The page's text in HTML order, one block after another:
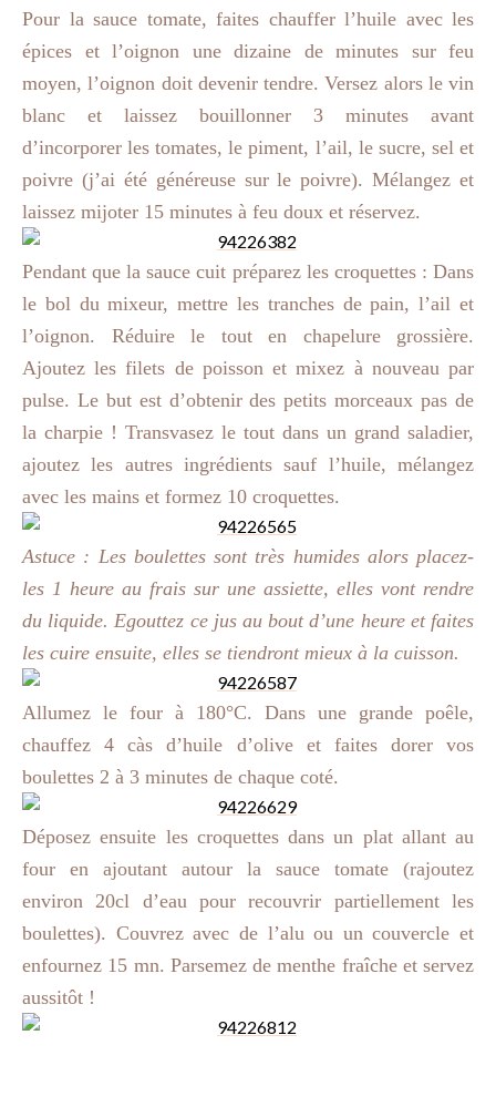
Pour la sauce tomate, faites chauffer l’huile avec les
épices et l’oignon une dizaine de minutes sur feu
moyen, l’oignon doit devenir tendre. Versez alors le vin
blanc et laissez bouillonner 3 minutes avant
d’incorporer les tomates, le piment, l’ail, le sucre, sel et
poivre (j’ai été généreuse sur le poivre). Mélangez et
laissez mijoter 15 minutes à feu doux et réservez.
Pendant que la sauce cuit préparez les croquettes : Dans
le bol du mixeur, mettre les tranches de pain, l’ail et
l’oignon. Réduire le tout en chapelure grossière.
Ajoutez les filets de poisson et mixez à nouveau par
pulse. Le but est d’obtenir des petits morceaux pas de
la charpie ! Transvasez le tout dans un grand saladier,
ajoutez les autres ingrédients sauf l’huile, mélangez
avec les mains et formez 10 croquettes.
Astuce : Les boulettes sont très humides alors placez-
les 1 heure au frais sur une assiette, elles vont rendre
du liquide. Egouttez ce jus au bout d’une heure et faites
les cuire ensuite, elles se tiendront mieux à la cuisson.
Allumez le four à 180°C. Dans une grande poêle,
chauffez 4 càs d’huile d’olive et faites dorer vos
boulettes 2 à 3 minutes de chaque coté.
Déposez ensuite les croquettes dans un plat allant au
four en ajoutant autour la sauce tomate (rajoutez
environ 20cl d’eau pour recouvrir partiellement les
boulettes). Couvrez avec de l’alu ou un couvercle et
enfournez 15 mn. Parsemez de menthe fraîche et servez
aussitôt !